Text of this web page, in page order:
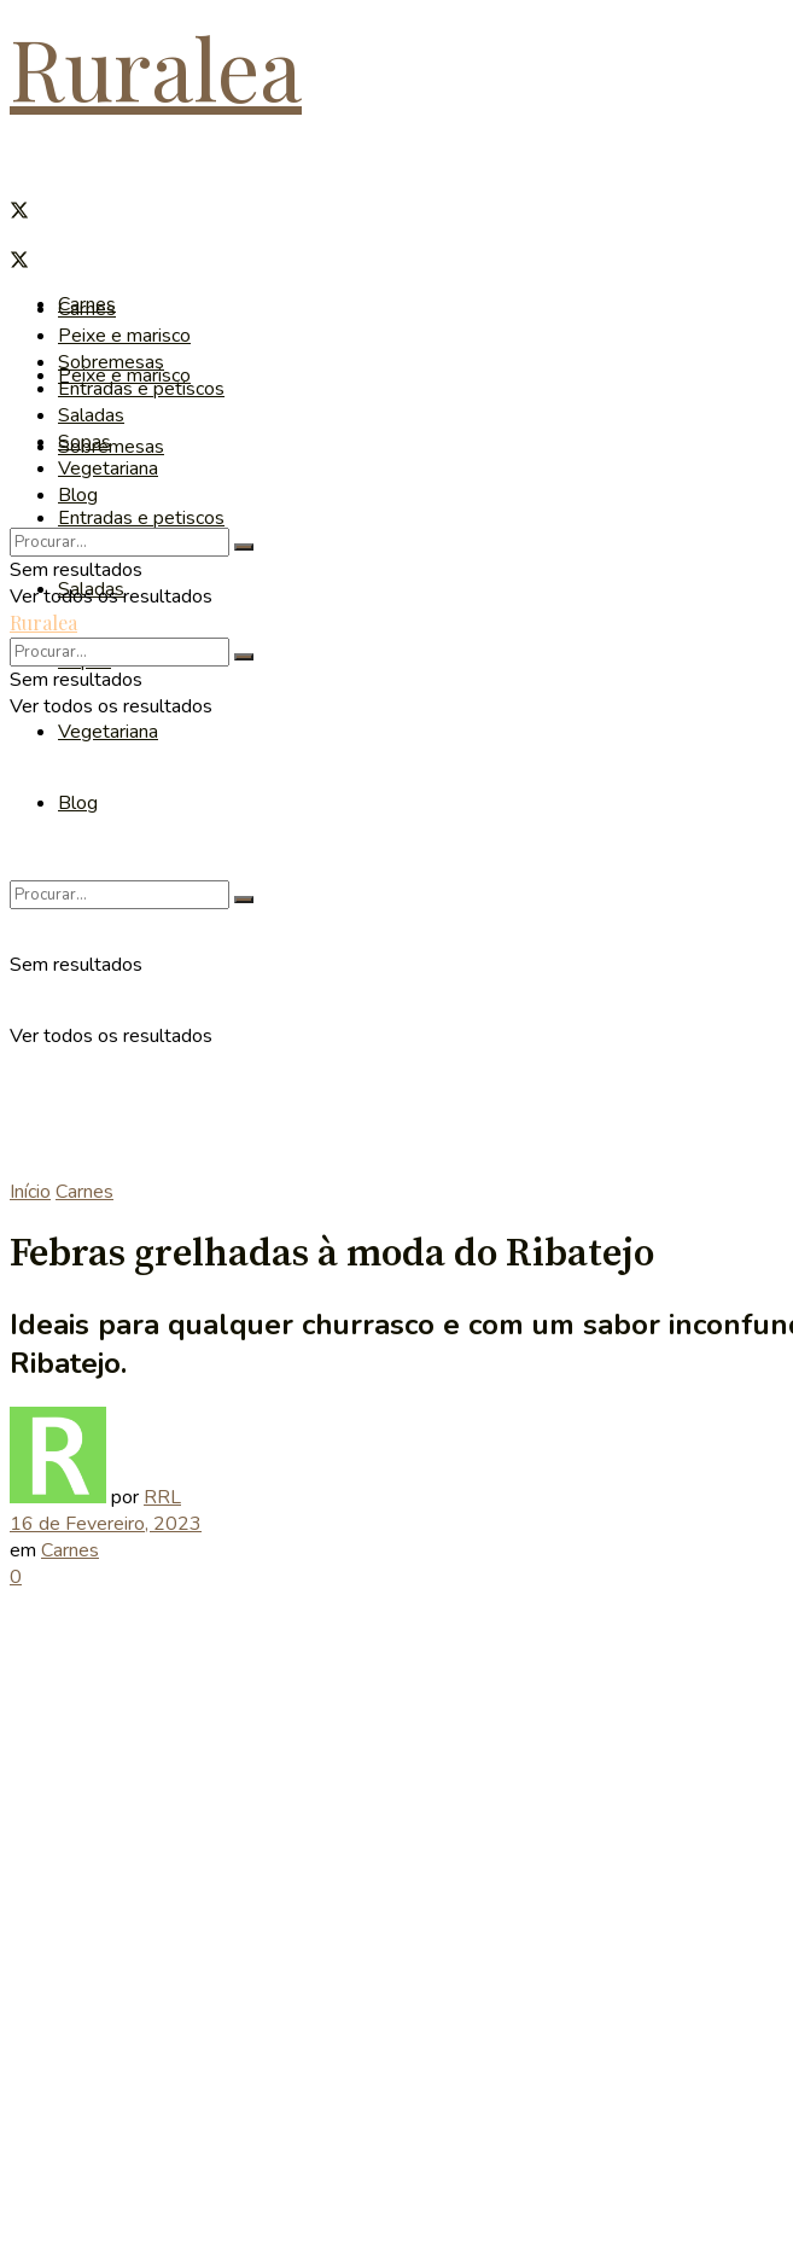
Ruralea
Carnes
Peixe e marisco
Sobremesas
Entradas e petiscos
Saladas
Sopas
Vegetariana
Blog
Sem resultados
Ver todos os resultados
Carnes
Peixe e marisco
Sobremesas
Entradas e petiscos
Saladas
Sopas
Vegetariana
Blog
Sem resultados
Ver todos os resultados
Ruralea
Sem resultados
Ver todos os resultados
Início Carnes
Febras grelhadas à moda do Ribatejo
Ideais para qualquer churrasco e com um sabor
Ribatejo.
por RRL
16 de Fevereiro, 2023
em Carnes
0